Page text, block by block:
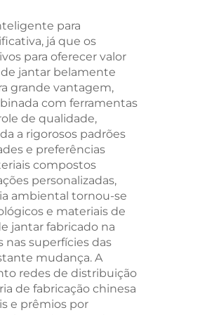
para
já que os
para oferecer valor
jantar belamente
grande vantagem,
com ferramentas
de qualidade,
a rigorosos padrões
e preferências
compostos
personalizadas,
ambiental tornou-se
e materiais de
jantar fabricado na
superfícies das
mudança. A
redes de distribuição
de fabricação chinesa
e prêmios por